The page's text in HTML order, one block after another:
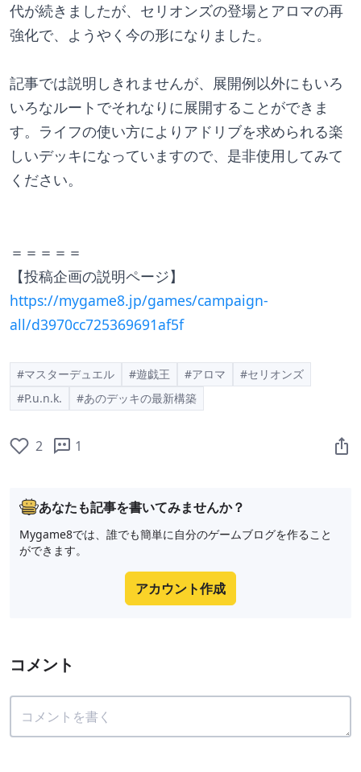
代が続きましたが、セリオンズの登場とアロマの再
強化で、ようやく今の形になりました。
記事では説明しきれませんが、展開例以外にもいろ
いろなルートでそれなりに展開することができま
す。ライフの使い方によりアドリブを求められる楽
しいデッキになっていますので、是非使用してみて
ください。
＝＝＝＝＝
【投稿企画の説明ページ】
https://mygame8.jp/games/campaign-
all/d3970cc725369691af5f
#マスターデュエル #遊戯王 #アロマ
#セリオンズ
#P.u.n.k.
#あのデッキの最新構築
2 1
あなたも記事を書いてみませんか？
Mygame8では、誰でも簡単に自分のゲームブログを作ること
ができます。
アカウント作成
コメント